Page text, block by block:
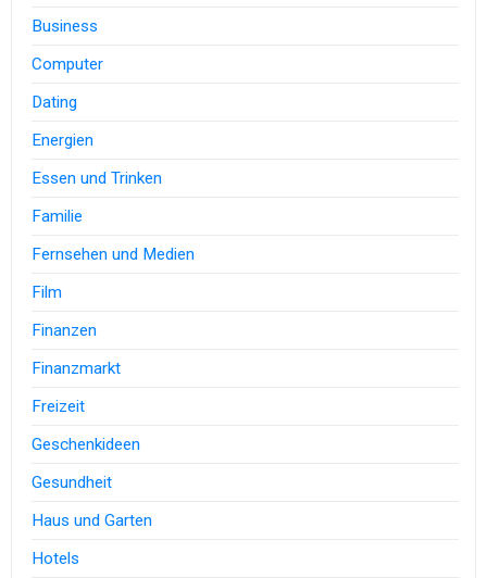
Business
Computer
Dating
Energien
Essen und Trinken
Familie
Fernsehen und Medien
Film
Finanzen
Finanzmarkt
Freizeit
Geschenkideen
Gesundheit
Haus und Garten
Hotels